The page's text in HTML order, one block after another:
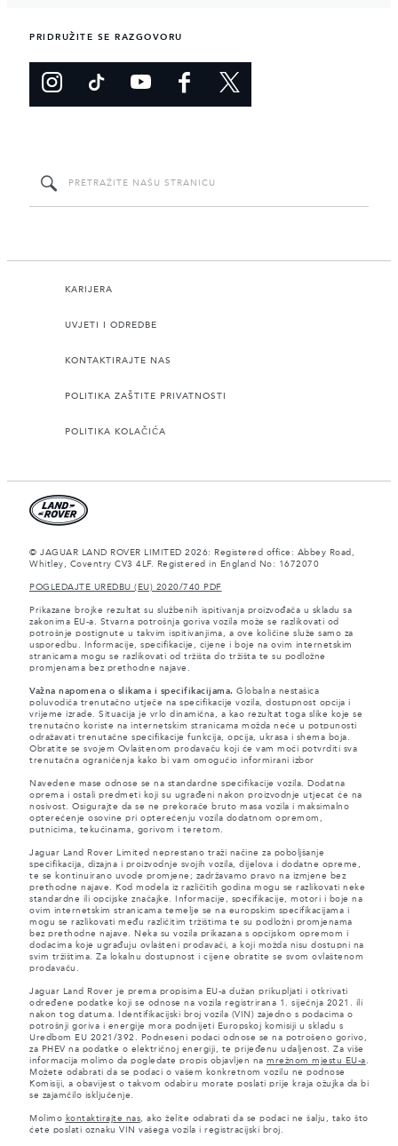
PRIDRUŽITE SE RAZGOVORU
KARIJERA
UVJETI I ODREDBE
KONTAKTIRAJTE NAS
POLITIKA ZAŠTITE PRIVATNOSTI
POLITIKA KOLAČIĆA
© JAGUAR LAND ROVER LIMITED 2026: Registered office: Abbey Road,
Whitley, Coventry CV3 4LF. Registered in England No: 1672070
POGLEDAJTE UREDBU (EU) 2020/740 PDF
Prikazane brojke rezultat su službenih ispitivanja proizvođača u skladu sa
zakonima EU-a. Stvarna potrošnja goriva vozila može se razlikovati od
potrošnje postignute u takvim ispitivanjima, a ove količine služe samo za
usporedbu. Informacije, specifikacije, cijene i boje na ovim internetskim
stranicama mogu se razlikovati od tržišta do tržišta te su podložne
promjenama bez prethodne najave.
Važna napomena o slikama i specifikacijama. Globalna nestašica
poluvodiča trenutačno utječe na specifikacije vozila, dostupnost opcija i
vrijeme izrade. Situacija je vrlo dinamična, a kao rezultat toga slike koje se
trenutačno koriste na internetskim stranicama možda neće u potpunosti
odražavati trenutačne specifikacije funkcija, opcija, ukrasa i shema boja.
Obratite se svojem Ovlaštenom prodavaču koji će vam moći potvrditi sva
trenutačna ograničenja kako bi vam omogućio informirani izbor
Navedene mase odnose se na standardne specifikacije vozila. Dodatna
oprema i ostali predmeti koji su ugrađeni nakon proizvodnje utjecat će na
nosivost. Osigurajte da se ne prekorače bruto masa vozila i maksimalno
opterećenje osovine pri opterećenju vozila dodatnom opremom,
putnicima, tekućinama, gorivom i teretom.
Jaguar Land Rover Limited neprestano traži načine za poboljšanje
specifikacija, dizajna i proizvodnje svojih vozila, dijelova i dodatne opreme,
te se kontinuirano uvode promjene; zadržavamo pravo na izmjene bez
prethodne najave. Kod modela iz različitih godina mogu se razlikovati neke
standardne ili opcijske značajke. Informacije, specifikacije, motori i boje na
ovim internetskim stranicama temelje se na europskim specifikacijama i
mogu se razlikovati među različitim tržištima te su podložni promjenama
bez prethodne najave. Neka su vozila prikazana s opcijskom opremom i
dodacima koje ugrađuju ovlašteni prodavači, a koji možda nisu dostupni na
svim tržištima. Za lokalnu dostupnost i cijene obratite se svom ovlaštenom
prodavaču.
Jaguar Land Rover je prema propisima EU-a dužan prikupljati i otkrivati
određene podatke koji se odnose na vozila registrirana 1. siječnja 2021. ili
nakon tog datuma. Identifikacijski broj vozila (VIN) zajedno s podacima o
potrošnji goriva i energije mora podnijeti Europskoj komisiji u skladu s
Uredbom EU 2021/392. Podneseni podaci odnose se na potrošeno gorivo,
za PHEV na podatke o električnoj energiji, te prijeđenu udaljenost. Za više
informacija molimo da pogledate propis objavljen na mrežnom mjestu EU-a .
Možete odabrati da se podaci o vašem konkretnom vozilu ne podnose
Komisiji, a obavijest o takvom odabiru morate poslati prije kraja ožujka da bi
se zajamčilo isključenje.
Molimo kontaktirajte nas, ako želite odabrati da se podaci ne šalju, tako što
ćete poslati oznaku VIN vašega vozila i registracijski broj.